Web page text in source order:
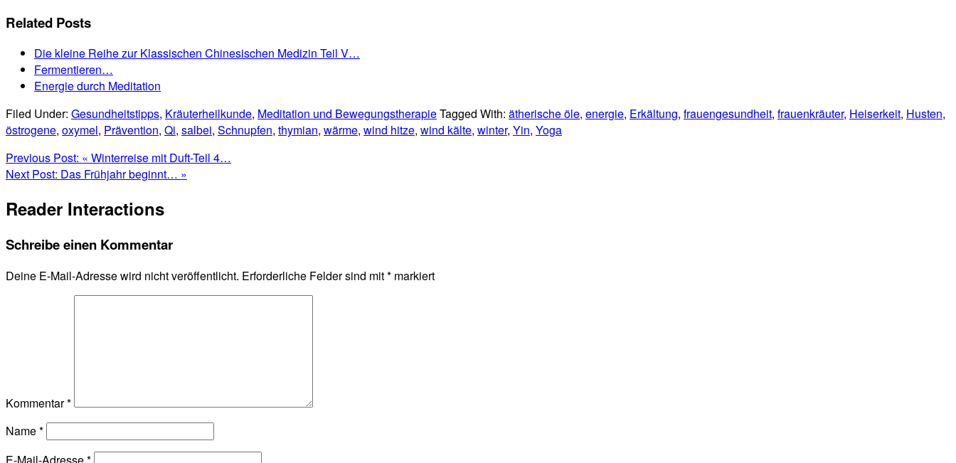
Related Posts
Die kleine Reihe zur Klassischen Chinesischen Medizin Teil V…
Fermentieren…
Energie durch Meditation
Filed Under: Gesundheitstipps, Kräuterheilkunde, Meditation und BewegungstherapieTagged With: ätherische öle, energie, Erkältung, frauengesundheit, frauenkräuter, Heiserkeit, Husten,
östrogene, oxymel, Prävention, Qi, salbei, Schnupfen, thymian, wärme, wind hitze, wind kälte, winter, Yin, Yoga
Previous Post: « Winterreise mit Duft-Teil 4…
Next Post: Das Frühjahr beginnt… »
Reader Interactions
Schreibe einen Kommentar
Deine E-Mail-Adresse wird nicht veröffentlicht. Erforderliche Felder sind mit* markiert
Kommentar*
Name*
E-Mail-Adresse*